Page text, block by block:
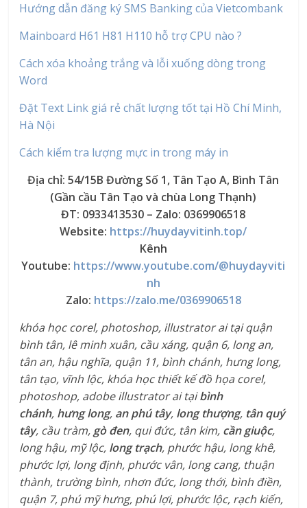
Hướng dẫn đăng ký SMS Banking của Vietcombank
Mainboard H61 H81 H110 hỗ trợ CPU nào ?
Cách xóa khoảng trắng và lỗi xuống dòng trong
Word
Đặt Text Link giá rẻ chất lượng tốt tại Hồ Chí Minh,
Hà Nội
Cách kiểm tra lượng mực in trong máy in
Địa chỉ: 54/15B Đường Số 1, Tân Tạo A, Bình Tân
(Gần cầu Tân Tạo và chùa Long Thạnh)
ĐT: 0933413530 – Zalo: 0369906518
Website: https://huydayvitinh.top/
Kênh
Youtube: https://www.youtube.com/@huydayviti
nh
Zalo: https://zalo.me/0369906518
khóa học corel, photoshop, illustrator ai tại quận
bình tân, lê minh xuân, cầu xáng, quận 6, long an,
tân an, hậu nghĩa, quận 11, bình chánh, hưng long,
tân tạo, vĩnh lộc, khóa học thiết kế đồ họa corel,
photoshop, adobe illustrator ai tạibình
chánh, hưng long, an phú tây, long thượng, tân quý
tây, cầu tràm, gò đen, qui đức, tân kim, cần giuộc,
long hậu, mỹ lộc, long trạch, phước hậu, long khê,
phước lợi, long định, phước vân, long cang, thuận
thành, trường bình, nhơn đức, long thới, bình điền,
quận 7, phú mỹ hưng, phú lợi, phước lộc, rạch kiến,